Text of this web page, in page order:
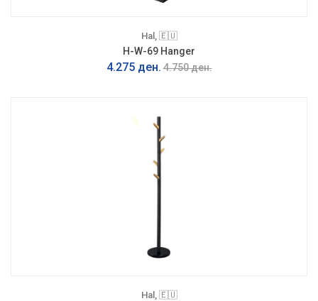
Hal, 🇪🇺
H-W-69 Hanger
4.275 ден. 4.750 ден.
Hal, 🇪🇺